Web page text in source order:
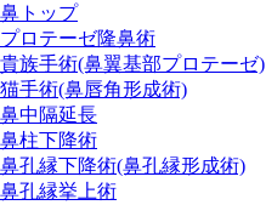
鼻トップ
プロテーゼ隆鼻術
貴族手術(鼻翼基部プロテーゼ)
猫手術(鼻唇角形成術)
鼻中隔延長
鼻柱下降術
鼻孔縁下降術(鼻孔縁形成術)
鼻孔縁挙上術